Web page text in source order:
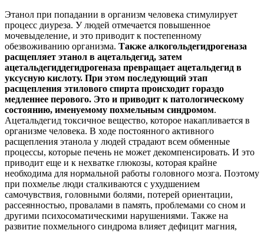
Этанол при попадании в организм человека стимулирует
процесс диуреза. У людей отмечается повышенное
мочевыделение, и это приводит к постепенному
обезвоживанию организма. Также алкогольдегидрогеназа
расщепляет этанол в ацетальдегид, затем
ацетальдегиддегидрогеназа превращает ацетальдегид в
уксусную кислоту. При этом последующий этап
расщепления этилового спирта происходит гораздо
медленнее перового. Это и приводит к патологическому
состоянию, именуемому похмельным синдромом.
Ацетальдегид токсичное вещество, которое накапливается в
организме человека. В ходе постоянного активного
расщепления этанола у людей страдают всем обменные
процессы, которые печень не может декомпенсировать. И это
приводит еще и к нехватке глюкозы, которая крайне
необходима для нормальной работы головного мозга. Поэтому
при похмелье люди сталкиваются с ухудшением
самочувствия, головными болями, потерей ориентации,
рассеянностью, провалами в память, проблемами со сном и
другими психосоматическими нарушениями. Также на
развитие похмельного синдрома влияет дефицит магния,